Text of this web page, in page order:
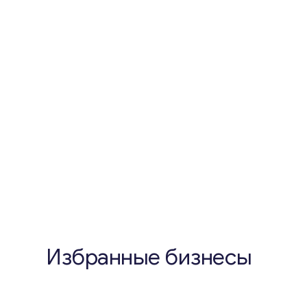
Избранные бизнесы